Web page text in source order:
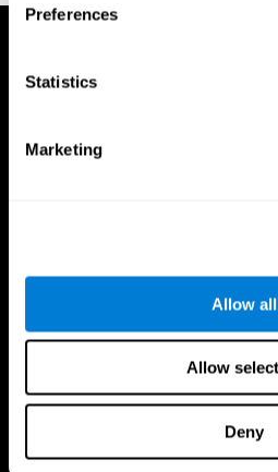
Preferences
Statistics
Marketing
Allow all
Allow
Deny
CogniFit